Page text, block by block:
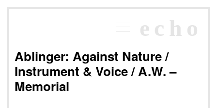
×
Programm
Newsletter
Kontakt
echo
Ablinger: Against Nature /
Instrument & Voice / A.W. –
Memorial